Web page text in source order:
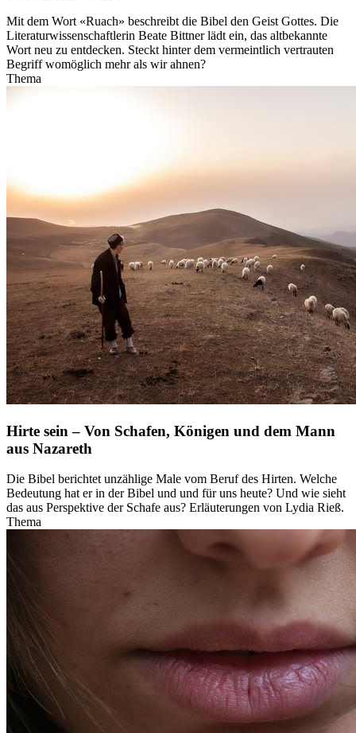
Mit dem Wort «Ruach» beschreibt die Bibel den Geist Gottes. Die
Literaturwissenschaftlerin Beate Bittner lädt ein, das altbekannte
Wort neu zu entdecken. Steckt hinter dem vermeintlich vertrauten
Begriff womöglich mehr als wir ahnen?
Thema
Hirte sein – Von Schafen, Königen und dem Mann
aus Nazareth
Die Bibel berichtet unzählige Male vom Beruf des Hirten. Welche
Bedeutung hat er in der Bibel und und für uns heute? Und wie sieht
das aus Perspektive der Schafe aus? Erläuterungen von Lydia Rieß.
Thema